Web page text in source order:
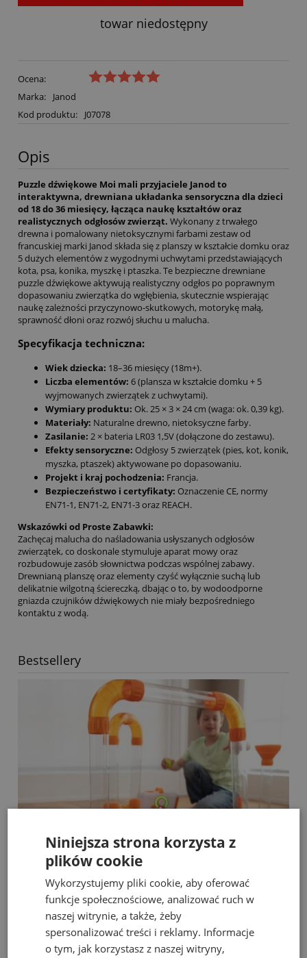
towar niedostępny
Ocena:
Marka:
Janod
Kod produktu:
J07078
Opis
Puzzle dźwiękowe Moi mali przyjaciele Janod to
interaktywna, drewniana układanka sensoryczna dla dzieci
od 18 do 36 miesięcy, łącząca naukę kształtów oraz
realistycznych odgłosów zwierząt. Wykonany z trwałego
drewna i pomalowany nietoksycznymi farbami zestaw od
francuskiej marki Janod składa się z planszy w kształcie domku oraz
5 dużych elementów z wygodnymi uchwytami przedstawiających
kota, psa, konika, myszkę i ptaszka. Te bezpieczne drewniane
puzzle dźwiękowe aktywują realistyczny odgłos po poprawnym
dopasowaniu zwierzątka do wgłębienia, skutecznie wspierając
naukę zależności przyczynowo-skutkowych, motorykę małą,
sprawność dłoni oraz rozwój słuchu u malucha.
Specyfikacja techniczna:
Wiek dziecka: 18–36 miesięcy (18m+).
Liczba elementów: 6 (plansza w kształcie domku + 5
wyjmowanych zwierzątek z uchwytami).
Wymiary produktu: Ok. 25 × 3 × 24 cm (waga: ok. 0,39 kg).
Materiały: Naturalne drewno, nietoksyczne farby.
Zasilanie: 2 × bateria LR03 1,5V (dołączone do zestawu).
Efekty sensoryczne: Odgłosy 5 zwierzątek (pies, kot, konik,
myszka, ptaszek) aktywowane po dopasowaniu.
Projekt i kraj pochodzenia: Francja.
Bezpieczeństwo i certyfikaty: Oznaczenie CE, normy
EN71-1, EN71-2, EN71-3 oraz REACH.
Wskazówki od Proste Zabawki:
Zachęcaj malucha do naśladowania usłyszanych odgłosów
zwierzątek, co doskonale stymuluje aparat mowy oraz
rozbudowuje zasób słownictwa podczas wspólnej zabawy.
Drewnianą planszę oraz elementy czyść wyłącznie suchą lub
delikatnie wilgotną ściereczką, dbając o to, by wodoodporne
gniazda czujników dźwiękowych nie miały bezpośredniego
kontaktu z wodą.
Bestsellery
Fat Brain Toys dmuchawa do piłek Air Toobz
489,00 zł
Niniejsza strona korzysta z
plików cookie
Wykorzystujemy pliki cookie, aby oferować
funkcje społecznościowe, analizować ruch w
naszej witrynie, a także, żeby
spersonalizować treści i reklamy. Informacje
o tym, jak korzystasz z naszej witryny,